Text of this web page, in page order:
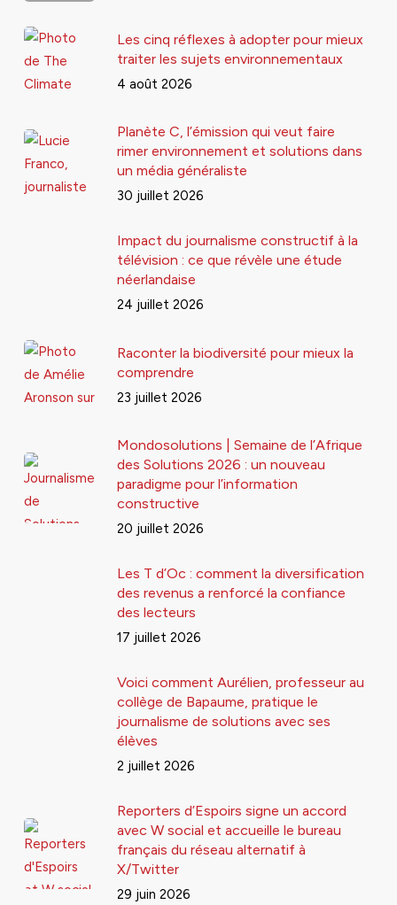
Les cinq réflexes à adopter pour mieux
traiter les sujets environnementaux
4 août 2026
Planète C, l’émission qui veut faire
rimer environnement et solutions dans
un média généraliste
30 juillet 2026
Impact du journalisme constructif à la
télévision : ce que révèle une étude
néerlandaise
24 juillet 2026
Raconter la biodiversité pour mieux la
comprendre
23 juillet 2026
Mondosolutions | Semaine de l’Afrique
des Solutions 2026 : un nouveau
paradigme pour l’information
constructive
20 juillet 2026
Les T d’Oc : comment la diversification
des revenus a renforcé la confiance
des lecteurs
17 juillet 2026
Voici comment Aurélien, professeur au
collège de Bapaume, pratique le
journalisme de solutions avec ses
élèves
2 juillet 2026
Reporters d’Espoirs signe un accord
avec W social et accueille le bureau
français du réseau alternatif à
X/Twitter
29 juin 2026